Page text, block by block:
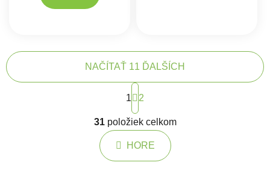
Ovládacie prvky výpisu
NAČÍTAŤ 11 ĎALŠÍCH
Stránkovanie
1 2
31položiek celkom
HORE